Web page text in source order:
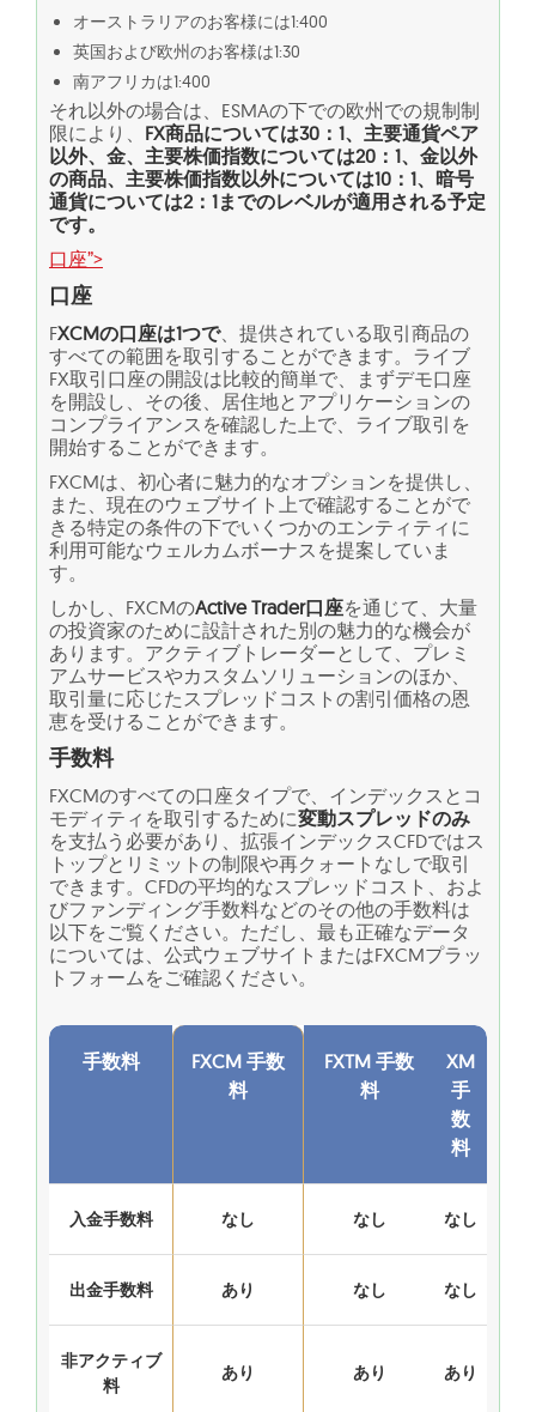
オーストラリアのお客様には1:400
英国および欧州のお客様は1:30
南アフリカは1:400
それ以外の場合は、ESMAの下での欧州での規制制
限により、 FX商品については30：1、主要通貨ペア
以外、金、主要株価指数については20：1、金以外
の商品、主要株価指数以外については10：1、暗号
通貨については2：1までのレベルが適用される予定
です。
口座”>
口座
FXCMの口座は1つで、提供されている取引商品の
すべての範囲を取引することができます。ライブ
FX取引口座の開設は比較的簡単で、まずデモ口座
を開設し、その後、居住地とアプリケーションの
コンプライアンスを確認した上で、ライブ取引を
開始することができます。
FXCMは、初心者に魅力的なオプションを提供し、
また、現在のウェブサイト上で確認することがで
きる特定の条件の下でいくつかのエンティティに
利用可能なウェルカムボーナスを提案していま
す。
しかし、FXCMのActive Trader口座を通じて、大量
の投資家のために設計された別の魅力的な機会が
あります。アクティブトレーダーとして、プレミ
アムサービスやカスタムソリューションのほか、
取引量に応じたスプレッドコストの割引価格の恩
恵を受けることができます。
手数料
FXCMのすべての口座タイプで、インデックスとコ
モディティを取引するために変動スプレッドのみ
を支払う必要があり、拡張インデックスCFDではス
トップとリミットの制限や再クォートなしで取引
できます。CFDの平均的なスプレッドコスト、およ
びファンディング手数料などのその他の手数料は
以下をご覧ください。ただし、最も正確なデータ
については、公式ウェブサイトまたはFXCMプラッ
トフォームをご確認ください。
手数料
FXCM 手数
料
FXTM 手数
料
XM
手
数
料
入金手数料 なし なし なし
出金手数料 あり なし なし
非アクティブ
料
あり あり あり